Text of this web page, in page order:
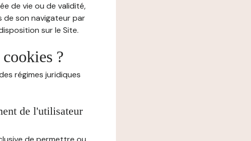
de vie ou de validité,
de son navigateur par
sur le Site.
?
régimes juridiques
de l'utilisateur